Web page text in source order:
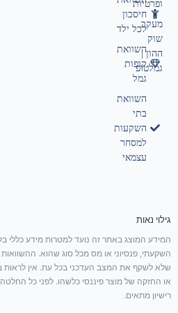
חיסכון
לכל ילד
השוואת
קופות
גמל
השוואת
בתי
השקעות
למסחר
עצמאי
ופרטיות
מעקב
שוק
ההון |
גמלטופ
גילוי נאות
המידע המוצג באתר זה נועד למטרות מידע כללי
השקעתי, פנסיוני או מס מכל סוג שהוא. ההשוואות
שלא לשקף את המצב העדכני בכל עת. אין לראות
או החזקה של מוצר פיננסי כלשהו. לפני כל
רישיון מתאים.